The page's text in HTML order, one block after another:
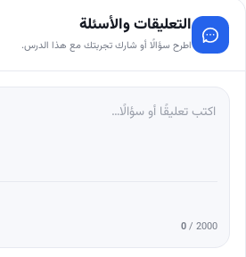
التعليقات والأسئلة
اطرح سؤالًا أو شارك تجربتك مع هذا الدرس.
0/ 2000